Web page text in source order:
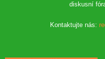
diskusní
Kontaktujte nás: